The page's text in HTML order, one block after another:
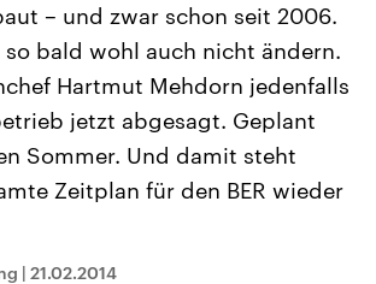
Anhalt
am 6.
neuen
wird das
Koalition aus
Berichte
den Parteien
USA
Aktuelle Beiträge,
Hintergründe
Wirtschaftlich und
gehören die Vereinigten
den mächtigsten Ländern
mit großem Einfluss auf
– und zwar schon seit 2006.
so bald wohl auch nicht ändern.
Hartmut Mehdorn jedenfalls
jetzt abgesagt. Geplant
Sommer. Und damit steht
Zeitplan für den BER wieder
| 21.02.2014